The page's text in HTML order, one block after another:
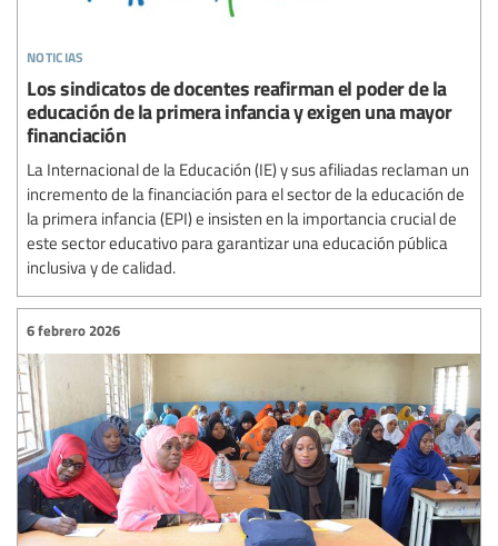
noticias
Los sindicatos de docentes reafirman el poder de la
educación de la primera infancia y exigen una mayor
financiación
La Internacional de la Educación (IE) y sus afiliadas reclaman un
incremento de la financiación para el sector de la educación de
la primera infancia (EPI) e insisten en la importancia crucial de
este sector educativo para garantizar una educación pública
inclusiva y de calidad.
6 febrero 2026